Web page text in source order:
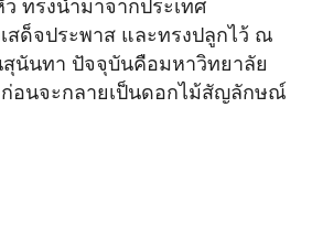
ทรงนำมาจากประเทศ
สด็จประพาส และทรงปลูกไว้ ณ
นันทา ปัจจุบันคือมหาวิทยาลัย
อนจะกลายเป็นดอกไม้สัญลักษณ์